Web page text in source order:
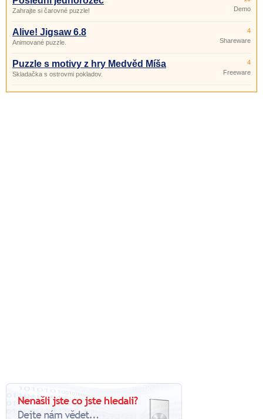
Zahrajte si čarovné puzzle!
Demo
Alive! Jigsaw 6.8
Animované puzzle.
4
Shareware
Puzzle s motivy z hry Medvěd Míša
Skladačka s ostrovmi pokladov.
4
Freeware